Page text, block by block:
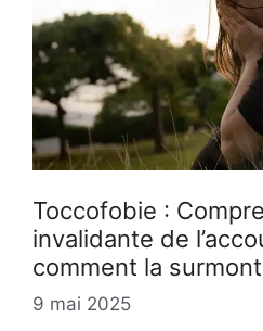
Toccofobie :
invalidante de
comment la
9 mai 2025